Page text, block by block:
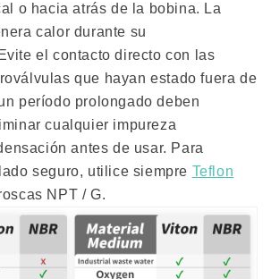
o hacia atrás de la bobina. La
calor durante su
el contacto directo con las
que hayan estado fuera de
período prolongado deben
cualquier impureza
antes de usar. Para
seguro, utilice siempre Teflon
NPT / G.